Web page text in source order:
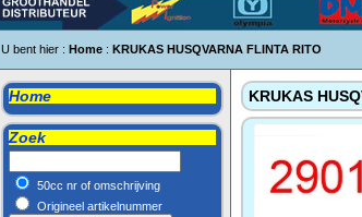
U bent hier : Home : KRUKAS HUSQVARNA FLINTA RITO
Home
Zoek
50cc nr of omschrijving
Origineel artikelnummer
KRUKAS